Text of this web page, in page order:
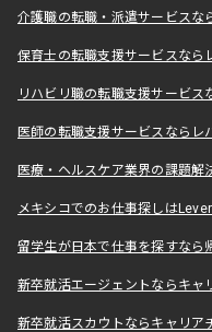
介護職の転職・派遣サービスな
保育士の転職支援サービスなら
リハビリ職の転職支援サービス
医師の転職支援サービスならレ
医療・ヘルスケア業界の課題
メキシコでのお仕事探しは
留学生が日本で仕事を探すなら
新卒就活エージェントならキャ
新卒就活スカウトならキャリア